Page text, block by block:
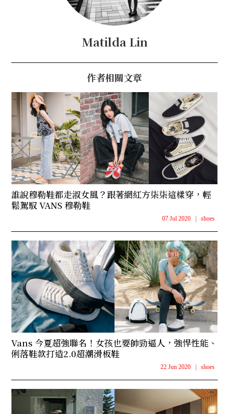
Matilda Lin
作者相關文章
誰說穆勒鞋都走淑女風？跟著網紅方柒柒這樣穿，輕
鬆駕馭 VANS 穆勒鞋
07 Jul 2020 | shoes
Vans 今夏超強聯名！女孩也要帥勁逼人，強悍性能、
俐落鞋款打造2.0超潮滑板鞋
22 Jun 2020 | shoes